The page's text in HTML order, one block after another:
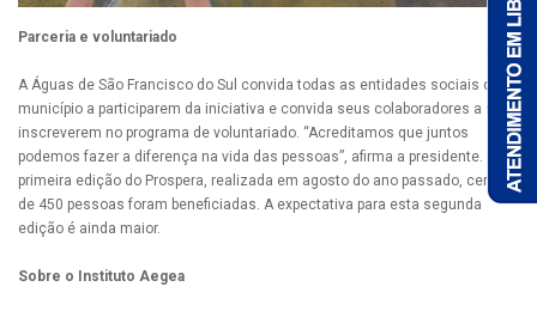
Parceria e voluntariado
A Águas de São Francisco do Sul convida todas as entidades sociais do
município a participarem da iniciativa e convida seus colaboradores a se
inscreverem no programa de voluntariado. “Acreditamos que juntos
podemos fazer a diferença na vida das pessoas”, afirma a presidente. Na
primeira edição do Prospera, realizada em agosto do ano passado, cerca
de 450 pessoas foram beneficiadas. A expectativa para esta segunda
edição é ainda maior.
Sobre o Instituto Aegea